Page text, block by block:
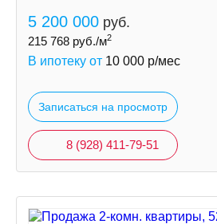
5 200 000 руб.
215 768 руб./м2
В ипотеку от 10 000 р/мес
Записаться на просмотр
8 (928) 411-79-51